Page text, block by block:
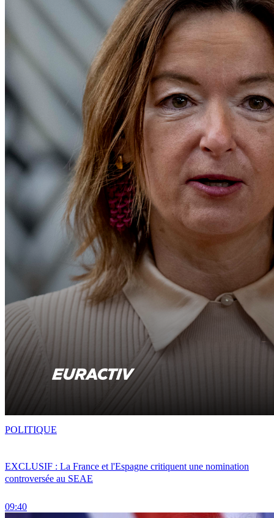
EXCLUSIF : La France et l'Espagne critiquent une nomination
controversée au SEAE
09:40
POLITIQUE